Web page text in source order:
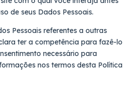
de seus Dados Pessoais.
Pessoais referentes a outras
ter a competência para fazê-lo
necessário para
nos termos desta Política